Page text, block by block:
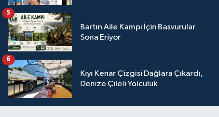
Bartın Aile Kampı İçin Başvurular
Sona Eriyor
5
Kıyı Kenar Çizgisi Dağlara Çıkardı,
Denize Çileli Yolculuk
6